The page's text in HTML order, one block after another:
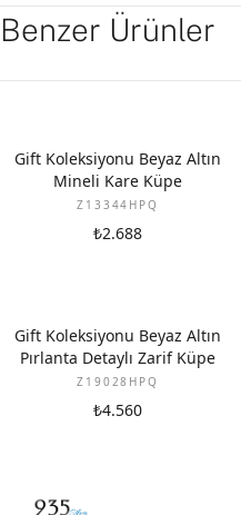
Benzer Ürünler
YENI
Gift Koleksiyonu Beyaz Altın
Mineli Kare Küpe
Z13344HPQ
₺2.688
YENI
Gift Koleksiyonu Beyaz Altın
Pırlanta Detaylı Zarif Küpe
Z19028HPQ
₺4.560